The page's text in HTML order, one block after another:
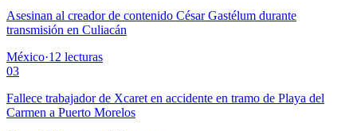
Asesinan al creador de contenido César Gastélum durante
transmisión en Culiacán
México·12 lecturas
03
Fallece trabajador de Xcaret en accidente en tramo de Playa del
Carmen a Puerto Morelos